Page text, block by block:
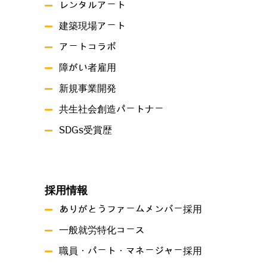
レンタルアート
建築現場アート
アートコラボ
障がい者雇用
新規事業開発
共生社会創造パートナー
SDGs受賞歴
採用情報
ありがとうファームメンバー採用
一般就労特化コース
職員・パート・マネージャー採用